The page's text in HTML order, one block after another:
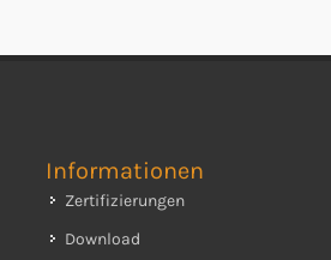
Informationen
Zertifizierungen
Download